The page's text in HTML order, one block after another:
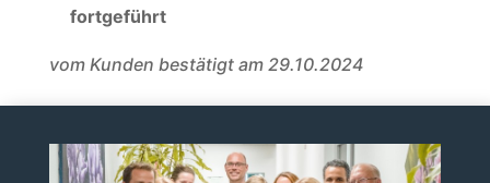
fortgeführt
vom Kunden bestätigt am 29.10.2024